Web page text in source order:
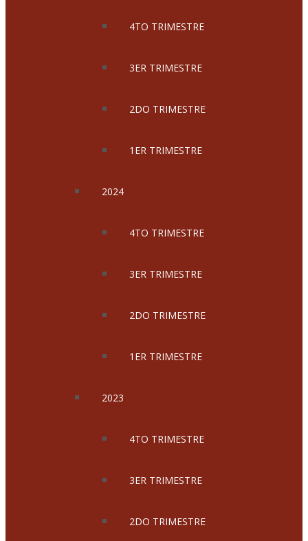
4TO TRIMESTRE
3ER TRIMESTRE
2DO TRIMESTRE
1ER TRIMESTRE
2024
4TO TRIMESTRE
3ER TRIMESTRE
2DO TRIMESTRE
1ER TRIMESTRE
2023
4TO TRIMESTRE
3ER TRIMESTRE
2DO TRIMESTRE